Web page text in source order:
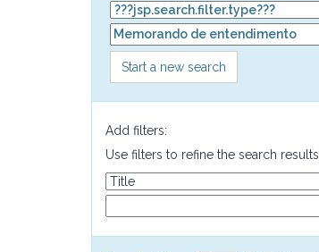
Start a new search
Add filters:
Use filters to refine the search results.